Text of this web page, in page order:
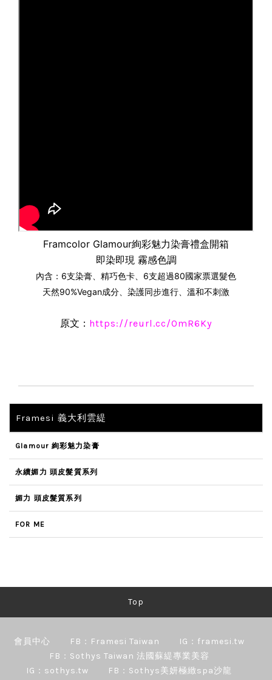
Framcolor Glamour絢彩魅力染膏禮盒開箱
即染即現 霧感色調
內含：6支染膏、精巧色卡、 6支超過80國家票選髮色
天然90%Vegan成分
染護同步進行 溫和不刺激
原文： https://reurl.cc/OmR6Ky
Framesi 義大利雲緹
Glamour 絢彩魅力染膏
永續媚力 頭皮髮質系列
媚力 頭皮髮質系列
FOR ME
Top
會員中心 FB：Framesi Taiwan
IG：framesi.tw
FB：Sothys Taiwan 法國蘇緹專業美容
IG：sothys.tw
FB：Sothys美妍極緻spa沙龍